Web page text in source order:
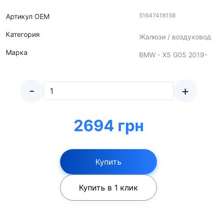
Артикул ОЕМ
Категория
Марка
51647418158
Жалюзи / воздуховод
BMW - X5 G05 2019-
- +
2694 грн
Купить
Купить в 1 клик